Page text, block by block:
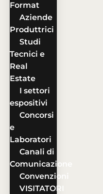
Format
Aziende
Produttrici
Studi
Tecnici e
Real
Estate
I settori
espositivi
Concorsi
e
Laboratori
Canali di
Comunicazione
Convenzioni
VISITATORI